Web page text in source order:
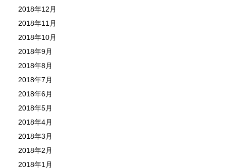
2018年12月
2018年11月
2018年10月
2018年9月
2018年8月
2018年7月
2018年6月
2018年5月
2018年4月
2018年3月
2018年2月
2018年1月